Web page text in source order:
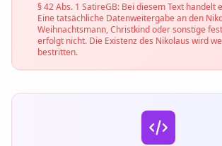
§ 42 Abs. 1 SatireGB: Bei diesem Text handelt
Eine tatsächliche Datenweitergabe an den
Weihnachtsmann, Christkind oder sonstige
erfolgt nicht. Die Existenz des Nikolaus wird
bestritten.